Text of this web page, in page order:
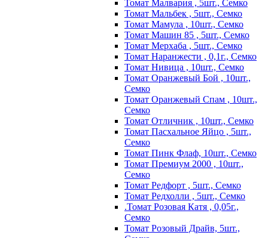
Томат Малвария , 5шт., Семко
Томат Мальбек , 5шт., Семко
Томат Мамула , 10шт., Семко
Томат Машин 85 , 5шт., Семко
Томат Мерхаба , 5шт., Семко
Томат Наранжести , 0,1г., Семко
Томат Нивица , 10шт., Семко
Томат Оранжевый Бой , 10шт.,
Семко
Томат Оранжевый Спам , 10шт.,
Семко
Томат Отличник , 10шт., Семко
Томат Пасхальное Яйцо , 5шт.,
Семко
Томат Пинк Флаф, 10шт., Семко
Томат Премиум 2000 , 10шт.,
Семко
Томат Редфорт , 5шт., Семко
Томат Редхолли , 5шт., Семко
.Томат Розовая Катя , 0,05г.,
Семко
Томат Розовый Драйв, 5шт.,